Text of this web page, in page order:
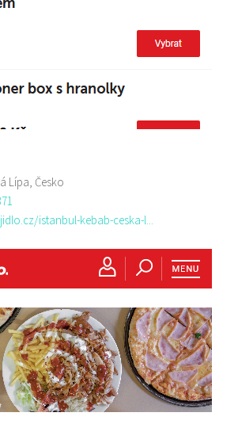
Lípa, Česko
istanbul-kebab-ceska-l...